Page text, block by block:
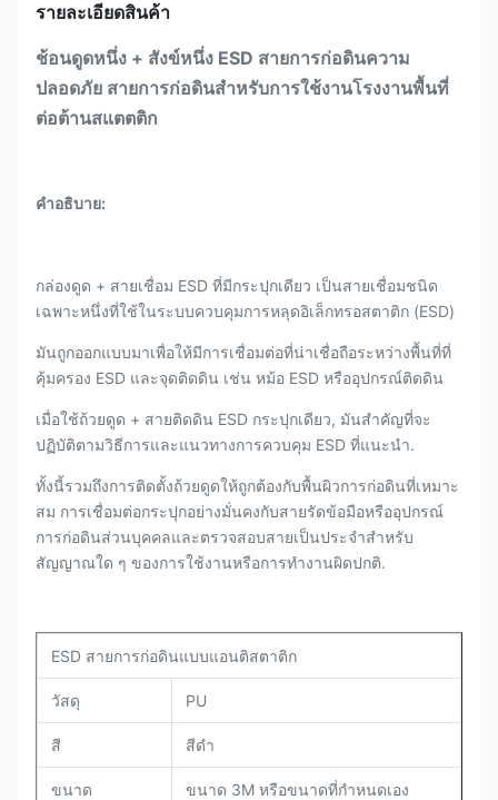
รายละเอียดสินค้า
ช้อนดูดหนึ่ง + สังข์หนึ่ง ESD สายการก่อดินความ
ปลอดภัย สายการก่อดินสําหรับการใช้งานโรงงานพื้นที่
ต่อต้านสแตตติก
คําอธิบาย:
กล่องดูด + สายเชื่อม ESD ที่มีกระปุกเดียว เป็นสายเชื่อมชนิด
เฉพาะหนึ่งที่ใช้ในระบบควบคุมการหลุดอิเล็กทรอสตาติก (ESD)
มันถูกออกแบบมาเพื่อให้มีการเชื่อมต่อที่น่าเชื่อถือระหว่างพื้นที่ที่
คุ้มครอง ESD และจุดติดดิน เช่น หม้อ ESD หรืออุปกรณ์ติดดิน
เมื่อใช้ถ้วยดูด + สายติดดิน ESD กระปุกเดียว, มันสําคัญที่จะ
ปฏิบัติตามวิธีการและแนวทางการควบคุม ESD ที่แนะนํา.
ทั้งนี้รวมถึงการติดตั้งถ้วยดูดให้ถูกต้องกับพื้นผิวการก่อดินที่เหมาะ
สม การเชื่อมต่อกระปุกอย่างมั่นคงกับสายรัดข้อมือหรืออุปกรณ์
การก่อดินส่วนบุคคลและตรวจสอบสายเป็นประจําสําหรับ
สัญญาณใด ๆ ของการใช้งานหรือการทํางานผิดปกติ.
ESD สายการก่อดินแบบแอนติสตาติก
วัสดุ PU
สี สีดํา
ขนาด ขนาด 3M หรือขนาดที่กําหนดเอง